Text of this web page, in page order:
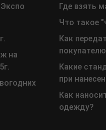
на
Где взять
Что такое
Как
Какие
при
Как
одежду?